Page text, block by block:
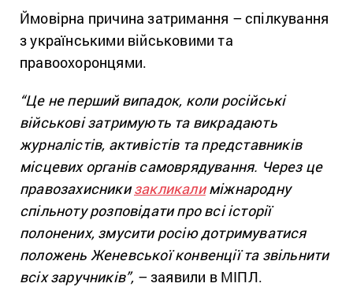
Ймовірна причина затримання – спілкування
з українськими військовими та
правоохоронцями.
“Це не перший випадок, коли російські
військові затримують та викрадають
журналістів, активістів та представників
місцевих органів самоврядування. Через це
правозахисникизакликалиміжнародну
спільноту розповідати про всі історії
полонених, змусити росію дотримуватися
положень Женевської конвенції та звільнити
всіх заручників”, – заявили в МІПЛ.